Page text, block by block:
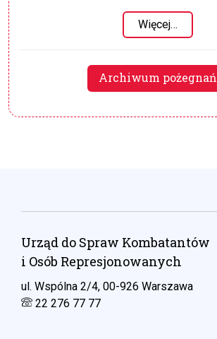
Więcej…
Archiwum pożegnań
Urząd do Spraw Kombatantów
i Osób Represjonowanych
ul. Wspólna 2/4, 00-926 Warszawa
22 276 77 77